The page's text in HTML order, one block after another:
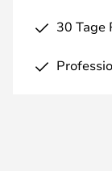
30 Tage